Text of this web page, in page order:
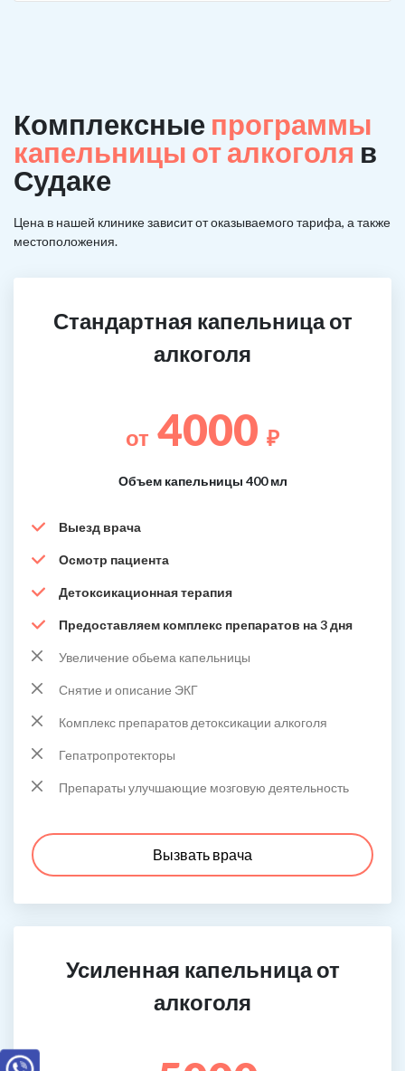
Комплексные программы
капельницы от алкоголя в
Судаке
Цена в нашей клинике зависит от оказываемого тарифа, а также
местоположения.
Стандартная капельница от
алкоголя
от 4000 ₽
Объем капельницы 400 мл
Выезд врача
Осмотр пациента
Детоксикационная терапия
Предоставляем комплекс препаратов на 3 дня
Увеличение обьема капельницы
Снятие и описание ЭКГ
Комплекс препаратов детоксикации алкоголя
Гепатропротекторы
Препараты улучшающие мозговую деятельность
Вызвать врача
Усиленная капельница от
алкоголя